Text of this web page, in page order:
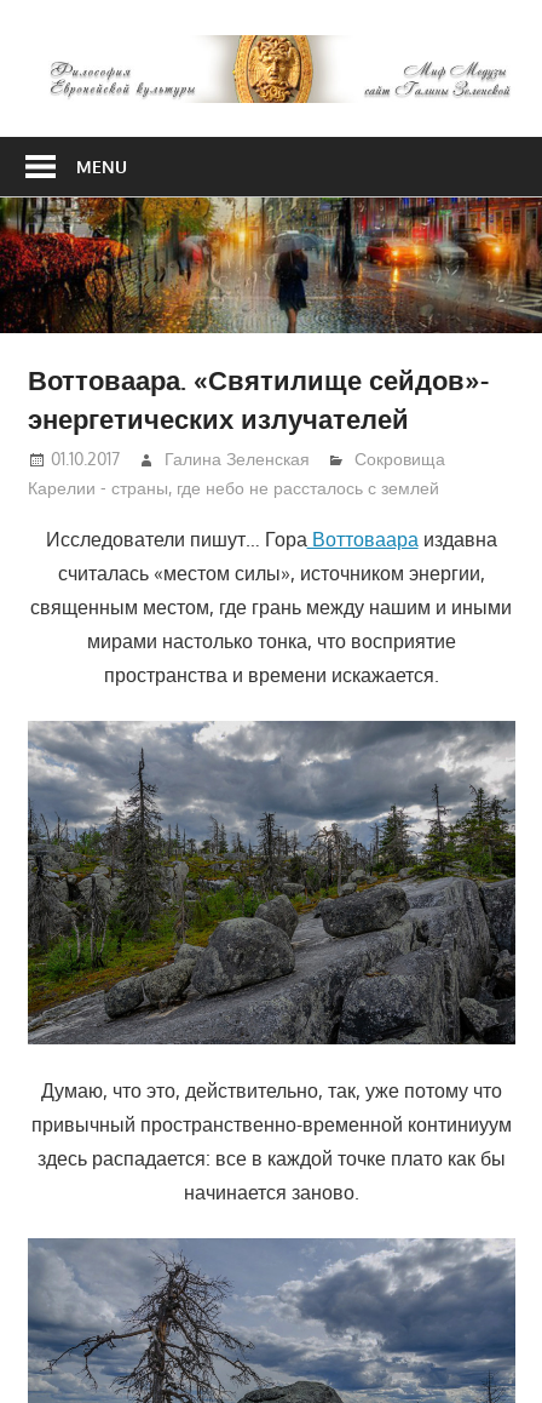
content
Европейской
MENU
Воттоваара. «Святилище сейдов»-
энергетических излучателей
01.10.2017 Галина Зеленская
Сокровища
Карелии - страны, где небо не рассталось с землей
Исследователи пишут… ГораВоттоваараиздавна
считалась «местом силы», источником энергии,
священным местом, где грань между нашим и иными
мирами настолько тонка, что восприятие
пространства и времени искажается.
Думаю, что это, действительно, так, уже потому что
привычный пространственно-временной континиуум
здесь распадается: все в каждой точке плато как бы
начинается заново.